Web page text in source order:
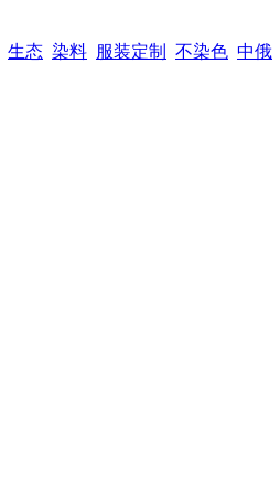
生态 染料 服装定制 不染色 中俄